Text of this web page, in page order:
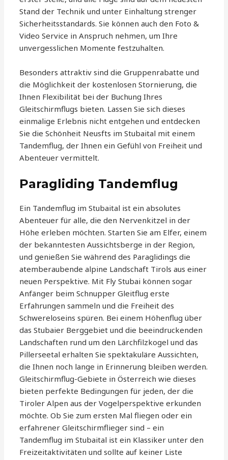
Stand der Technik und unter Einhaltung strenger
Sicherheitsstandards. Sie können auch den Foto &
Video Service in Anspruch nehmen, um Ihre
unvergesslichen Momente festzuhalten.
Besonders attraktiv sind die Gruppenrabatte und
die Möglichkeit der kostenlosen Stornierung, die
Ihnen Flexibilität bei der Buchung Ihres
Gleitschirmflugs bieten. Lassen Sie sich dieses
einmalige Erlebnis nicht entgehen und entdecken
Sie die Schönheit Neusfts im Stubaital mit einem
Tandemflug, der Ihnen ein Gefühl von Freiheit und
Abenteuer vermittelt.
Paragliding Tandemflug
Ein Tandemflug im Stubaital ist ein absolutes
Abenteuer für alle, die den Nervenkitzel in der
Höhe erleben möchten. Starten Sie am Elfer, einem
der bekanntesten Aussichtsberge in der Region,
und genießen Sie während des Paraglidings die
atemberaubende alpine Landschaft Tirols aus einer
neuen Perspektive. Mit Fly Stubai können sogar
Anfänger beim Schnupper Gleitflug erste
Erfahrungen sammeln und die Freiheit des
Schwereloseins spüren. Bei einem Höhenflug über
das Stubaier Berggebiet und die beeindruckenden
Landschaften rund um den Lärchfilzkogel und das
Pillerseetal erhalten Sie spektakuläre Aussichten,
die Ihnen noch lange in Erinnerung bleiben werden.
Gleitschirmflug-Gebiete in Österreich wie dieses
bieten perfekte Bedingungen für jeden, der die
Tiroler Alpen aus der Vogelperspektive erkunden
möchte. Ob Sie zum ersten Mal fliegen oder ein
erfahrener Gleitschirmflieger sind – ein
Tandemflug im Stubaital ist ein Klassiker unter den
Freizeitaktivitäten und sollte auf keiner Liste